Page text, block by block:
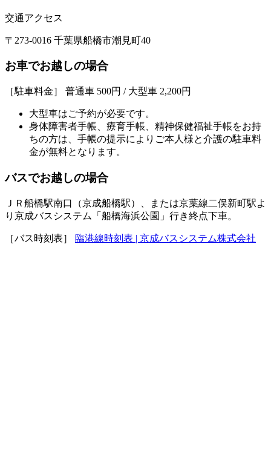
交通アクセス
〒273-0016 千葉県船橋市潮見町40
お車でお越しの場合
［駐車料金］ 普通車 500円 / 大型車 2,200円
大型車はご予約が必要です。
身体障害者手帳、療育手帳、精神保健福祉手帳をお持
ちの方は、手帳の提示によりご本人様と介護の駐車料
金が無料となります。
バスでお越しの場合
ＪＲ船橋駅南口（京成船橋駅）、または京葉線二俣新町駅よ
り京成バスシステム「船橋海浜公園」行き終点下車。
［バス時刻表］ 臨港線時刻表 | 京成バスシステム株式会社